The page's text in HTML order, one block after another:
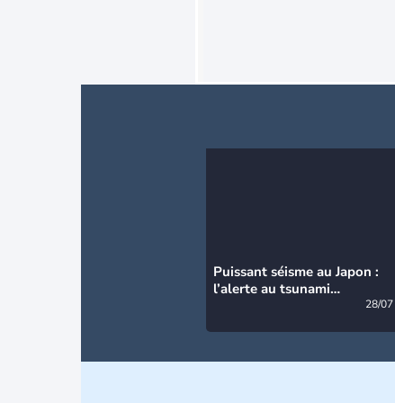
Puissant séisme au Japon :
l’alerte au tsunami
28/07